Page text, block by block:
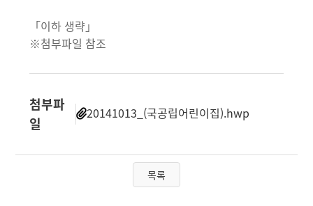
「이하 생략」
※첨부파일 참조
첨부파
일
20141013_(국공립어린이집).hwp
목록